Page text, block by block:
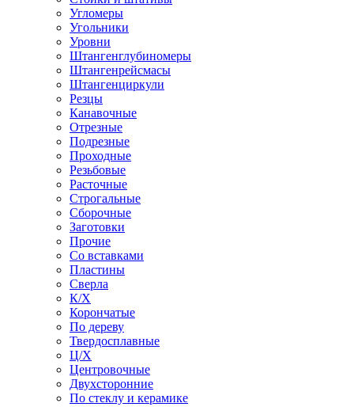
Угломеры
Угольники
Уровни
Штангенглубиномеры
Штангенрейсмасы
Штангенциркули
Резцы
Канавочные
Отрезные
Подрезные
Проходные
Резьбовые
Расточные
Строгальные
Сборочные
Заготовки
Прочие
Со вставками
Пластины
Сверла
К/Х
Корончатые
По дереву
Твердосплавные
Ц/Х
Центровочные
Двухсторонние
По стеклу и керамике